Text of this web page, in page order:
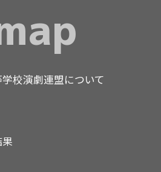
校演劇連盟について